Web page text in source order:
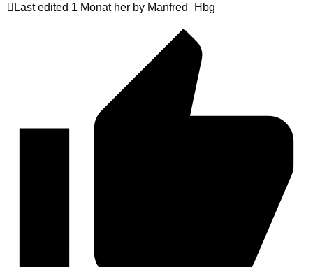
Last edited 1 Monat her by Manfred_Hbg